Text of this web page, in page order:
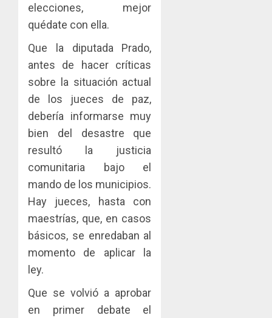
elecciones, mejor
quédate con ella.
Que la diputada Prado,
antes de hacer críticas
sobre la situación actual
de los jueces de paz,
debería informarse muy
bien del desastre que
resultó la justicia
comunitaria bajo el
mando de los municipios.
Hay jueces, hasta con
maestrías, que, en casos
básicos, se enredaban al
momento de aplicar la
ley.
Que se volvió a aprobar
en primer debate el